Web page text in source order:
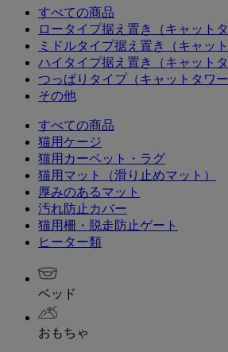
すべての商品
ロータイプ据え置き（キャットタ
ミドルタイプ据え置き（キャット
ハイタイプ据え置き（キャットタ
つっぱりタイプ（キャットタワー
その他
すべての商品
猫用ケージ
猫用カーペット・ラグ
猫用マット（滑り止めマット）
厚みのあるマット
汚れ防止カバー
猫用柵・脱走防止ゲート
ヒーター類
ベッド
おもちゃ